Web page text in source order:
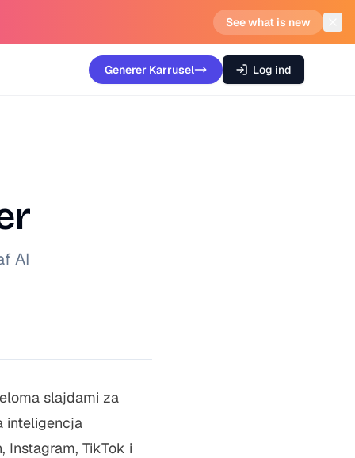
See what is new
Generer Karrusel Log ind
AI
slajdami za
inteligencja
Instagram, TikTok i